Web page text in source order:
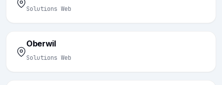
Solutions Web
Oberwil
Solutions Web